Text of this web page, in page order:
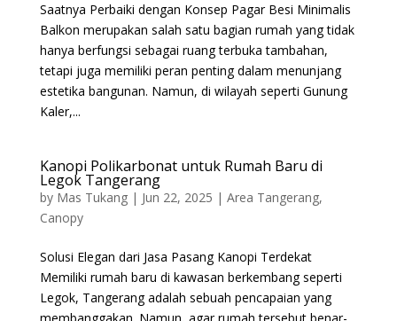
Saatnya Perbaiki dengan Konsep Pagar Besi Minimalis
Balkon merupakan salah satu bagian rumah yang tidak
hanya berfungsi sebagai ruang terbuka tambahan,
tetapi juga memiliki peran penting dalam menunjang
estetika bangunan. Namun, di wilayah seperti Gunung
Kaler,...
Kanopi Polikarbonat untuk Rumah Baru di
Legok Tangerang
by Mas Tukang| Jun 22, 2025 | Area Tangerang,
Canopy
Solusi Elegan dari Jasa Pasang Kanopi Terdekat
Memiliki rumah baru di kawasan berkembang seperti
Legok, Tangerang adalah sebuah pencapaian yang